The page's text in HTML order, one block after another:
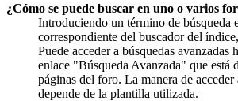
¿Cómo se puede buscar en uno o varios
Introduciendo un término de búsqueda
correspondiente del buscador del
Puede acceder a búsquedas avanzadas
enlace "Búsqueda Avanzada" que está
páginas del foro. La manera de acceder
depende de la plantilla utilizada.